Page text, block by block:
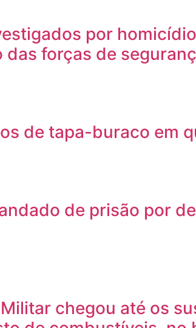
por
forças de
de tapa-buraco em
de prisão por
chegou até os